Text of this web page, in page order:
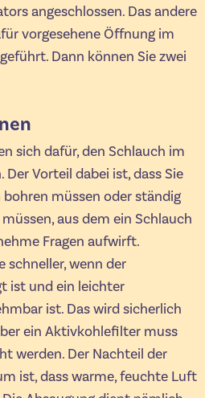
angeschlossen. Das andere
vorgesehene Öffnung im
Dann können Sie zwei
sich dafür, den Schlauch im
Der Vorteil dabei ist, dass Sie
müssen oder ständig
aus dem ein Schlauch
Fragen aufwirft.
schneller, wenn der
ist und ein leichter
ist. Das wird sicherlich
ein Aktivkohlefilter muss
werden. Der Nachteil der
ist, dass warme, feuchte Luft